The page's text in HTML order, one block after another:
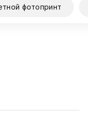
фотопринт